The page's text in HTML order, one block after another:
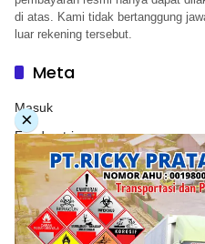
di atas. Kami tidak bertanggung
luar rekening tersebut.
Meta
Masuk
Feed entri
Feed komentar
WordPress.org
×